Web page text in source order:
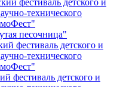
фестиваль детского и
технического
песочница"
фестиваль детского и
технического
фестиваль детского и